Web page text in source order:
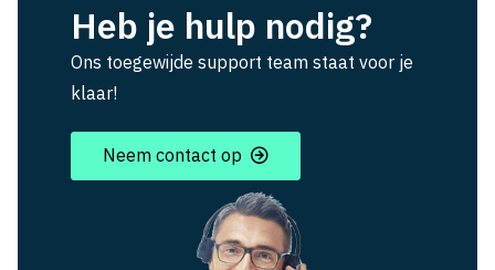
Heb je hulp nodig?
Ons toegewijde support team staat voor je
klaar!
Neem contact op